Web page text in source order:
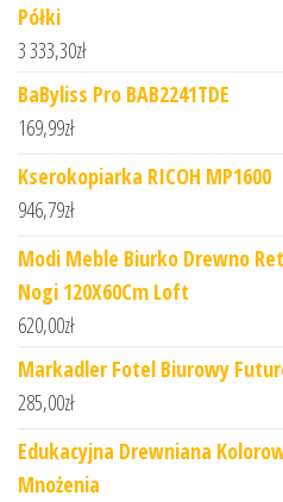
Półki
3 333,30zł
BaByliss Pro BAB2241TDE
169,99zł
Kserokopiarka RICOH MP1600
946,79zł
Modi Meble Biurko Drewno
Nogi 120X60Cm Loft
620,00zł
Markadler Fotel Biurowy
285,00zł
Edukacyjna Drewniana
Mnożenia